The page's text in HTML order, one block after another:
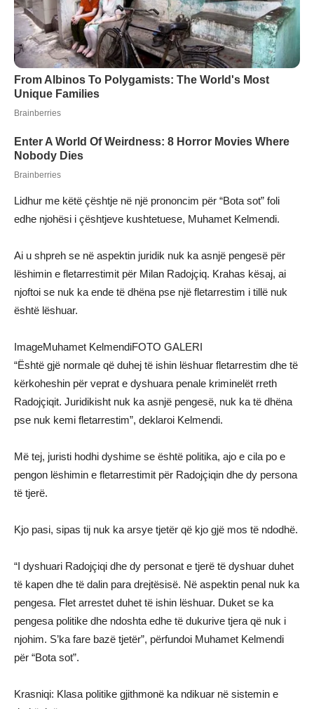
Lidhur me këtë çështje në një prononcim për “Bota sot” foli
edhe njohësi i çështjeve kushtetuese, Muhamet Kelmendi.
Ai u shpreh se në aspektin juridik nuk ka asnjë pengesë për
lëshimin e fletarrestimit për Milan Radojçiq. Krahas kësaj, ai
njoftoi se nuk ka ende të dhëna pse një fletarrestim i tillë nuk
është lëshuar.
ImageMuhamet KelmendiFOTO GALERI
“Është gjë normale që duhej të ishin lëshuar fletarrestim dhe të
kërkoheshin për veprat e dyshuara penale kriminelët rreth
Radojçiqit. Juridikisht nuk ka asnjë pengesë, nuk ka të dhëna
pse nuk kemi fletarrestim”, deklaroi Kelmendi.
Më tej, juristi hodhi dyshime se është politika, ajo e cila po e
pengon lëshimin e fletarrestimit për Radojçiqin dhe dy persona
të tjerë.
Kjo pasi, sipas tij nuk ka arsye tjetër që kjo gjë mos të ndodhë.
“I dyshuari Radojçiqi dhe dy personat e tjerë të dyshuar duhet
të kapen dhe të dalin para drejtësisë. Në aspektin penal nuk ka
pengesa. Flet arrestet duhet të ishin lëshuar. Duket se ka
pengesa politike dhe ndoshta edhe të dukurive tjera që nuk i
njohim. S’ka fare bazë tjetër”, përfundoi Muhamet Kelmendi
për “Bota sot”.
Krasniqi: Klasa politike gjithmonë ka ndikuar në sistemin e